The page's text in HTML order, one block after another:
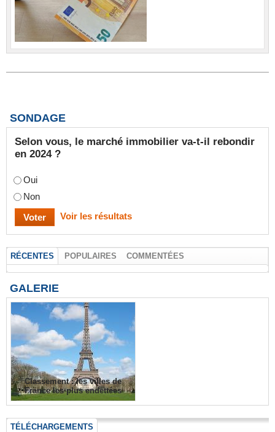
SONDAGE
Selon vous, le marché immobilier va-t-il rebondir
en 2024 ?
Oui
Non
Voir les résultats
RÉCENTES POPULAIRES COMMENTÉES
GALERIE
Classement : les villes de
France les plus endettées
TÉLÉCHARGEMENTS